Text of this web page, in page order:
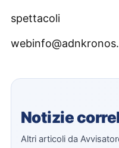
spettacoli
Notizie
Altri articoli da